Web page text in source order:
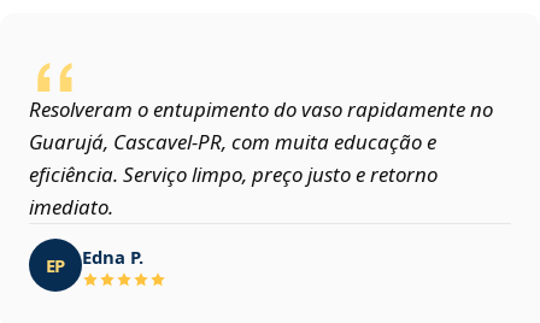
Resolveram o entupimento do vaso rapidamente no
Guarujá, Cascavel‑PR, com muita educação e
eficiência. Serviço limpo, preço justo e retorno
imediato.
EP Edna P.